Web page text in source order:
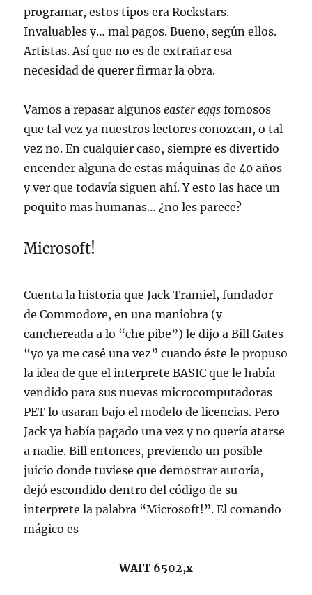
programar, estos tipos era Rockstars.
Invaluables y… mal pagos. Bueno, según ellos.
Artistas. Así que no es de extrañar esa
necesidad de querer firmar la obra.
Vamos a repasar algunoseaster eggs fomosos
que tal vez ya nuestros lectores conozcan, o tal
vez no. En cualquier caso, siempre es divertido
encender alguna de estas máquinas de 40 años
y ver que todavía siguen ahí. Y esto las hace un
poquito mas humanas… ¿no les parece?
Microsoft!
Cuenta la historia que Jack Tramiel, fundador
de Commodore, en una maniobra (y
canchereada a lo “che pibe”) le dijo a Bill Gates
“yo ya me casé una vez” cuando éste le propuso
la idea de que el interprete BASIC que le había
vendido para sus nuevas microcomputadoras
PET lo usaran bajo el modelo de licencias. Pero
Jack ya había pagado una vez y no quería atarse
a nadie. Bill entonces, previendo un posible
juicio donde tuviese que demostrar autoría,
dejó escondido dentro del código de su
interprete la palabra “Microsoft!”. El comando
mágico es
WAIT 6502,x